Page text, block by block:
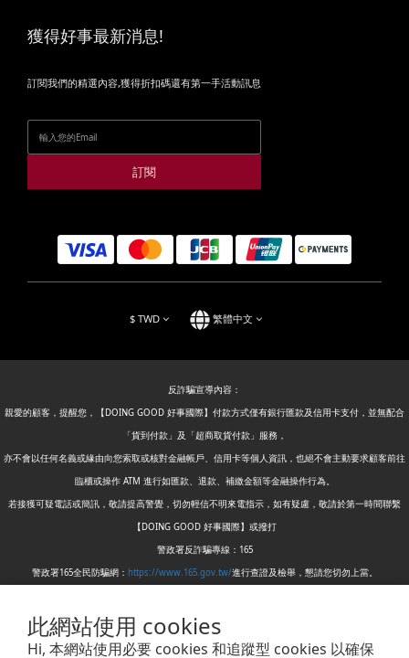
此網站使用 cookies
Hi, 本網站使用必要 cookies 和追蹤型 cookies 以確保
獲得好事最新消息!
訂閱我們的精選內容,獲得折扣碼還有第一手活動訊息
訂閱
$ TWD 繁體中文
反詐騙宣導內容：
親愛的顧客，提醒您，【DOING GOOD 好事國際】付款方式僅有銀行匯款及信用卡支付，並無配合
「貨到付款」及「超商取貨付款」服務，
亦不會以任何名義或緣由向您索取或核對金融帳戶、信用卡等個人資訊，也絕不會主動要求顧客前往
臨櫃或操作 ATM 進行如匯款、退款、補繳金額等金融操作行為。
若接獲可疑電話或簡訊，敬請提高警覺，切勿輕信不明來電指示，如有疑慮，敬請於第一時間聯繫
【DOING GOOD 好事國際】或撥打
警政署反詐騙專線：165
警政署165全民防騙網： https://www.165.gov.tw/進行查證及檢舉，懇請您切勿上當。
DOING GOOD International Trading Co.,Ltd.| No. 189-1, Xian 1st St., Bali Dist., New Taipei City
249005 , Taiwan |倉庫: 249005 新北市八里區賢一街189-1號